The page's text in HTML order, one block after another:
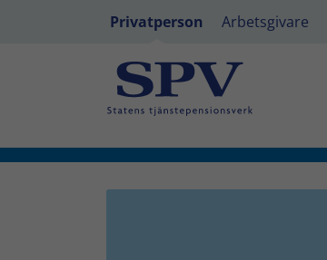
Privatperson Arbetsgivare